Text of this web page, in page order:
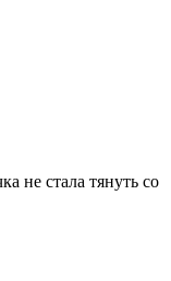
не стала тянуть со